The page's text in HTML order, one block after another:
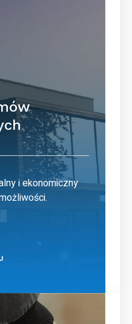
i ekonomiczny